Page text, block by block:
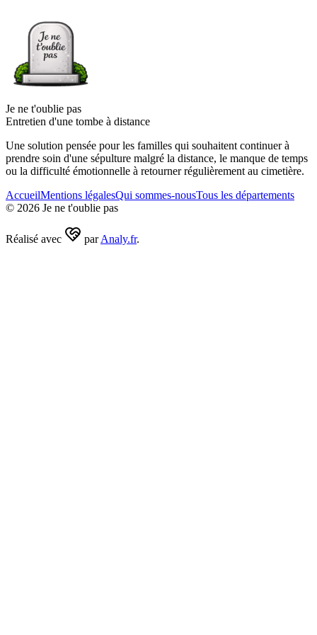
Je ne t'oublie pas
Entretien d'une tombe à distance
Une solution pensée pour les familles qui souhaitent continuer à
prendre soin d'une sépulture malgré la distance, le manque de temps
ou la difficulté émotionnelle à retourner régulièrement au cimetière.
AccueilMentions légalesQui sommes-nousTous les départements
© 2026 Je ne t'oublie pas
Réalisé avec par Analy.fr.